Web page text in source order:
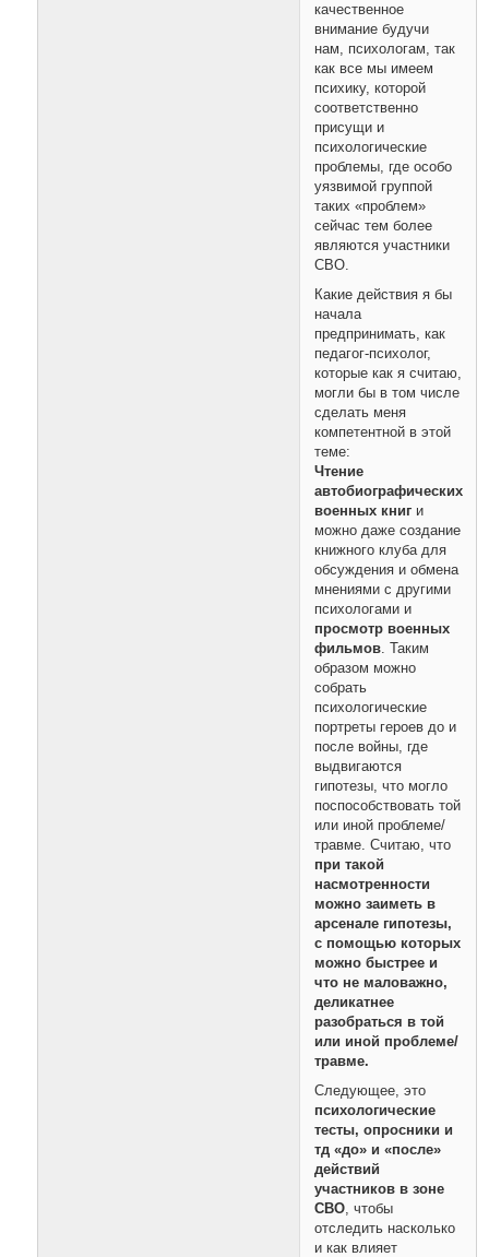
качественное
внимание будучи
нам, психологам, так
как все мы имеем
психику, которой
соответственно
присущи и
психологические
проблемы, где особо
уязвимой группой
таких «проблем»
сейчас тем более
являются участники
СВО.
Какие действия я бы
начала
предпринимать, как
педагог-психолог,
которые как я считаю,
могли бы в том числе
сделать меня
компетентной в этой
теме:
Чтение
автобиографических
военных книги
можно даже создание
книжного клуба для
обсуждения и обмена
мнениями с другими
психологами и
просмотр военных
фильмов. Таким
образом можно
собрать
психологические
портреты героев до и
после войны, где
выдвигаются
гипотезы, что могло
поспособствовать той
или иной проблеме/
травме. Считаю, что
при такой
насмотренности
можно заиметь в
арсенале гипотезы,
с помощью которых
можно быстрее и
что не маловажно,
деликатнее
разобраться в той
или иной проблеме/
травме.
Следующее, это
психологические
тесты, опросники и
тд «до» и «после»
действий
участников в зоне
СВО, чтобы
отследить насколько
и как влияет